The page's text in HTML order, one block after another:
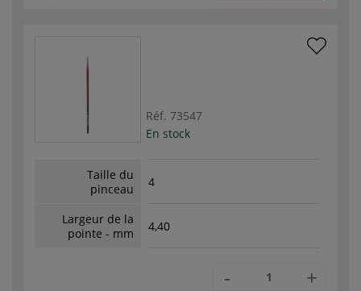
Réf. 73547
En stock
Taille du
pinceau
4
Largeur de la
pointe - mm
4,40
- +